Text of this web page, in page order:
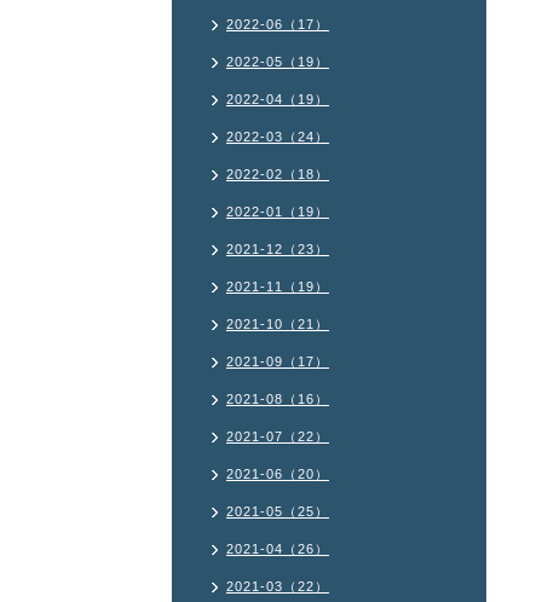
2022-06（17）
2022-05（19）
2022-04（19）
2022-03（24）
2022-02（18）
2022-01（19）
2021-12（23）
2021-11（19）
2021-10（21）
2021-09（17）
2021-08（16）
2021-07（22）
2021-06（20）
2021-05（25）
2021-04（26）
2021-03（22）